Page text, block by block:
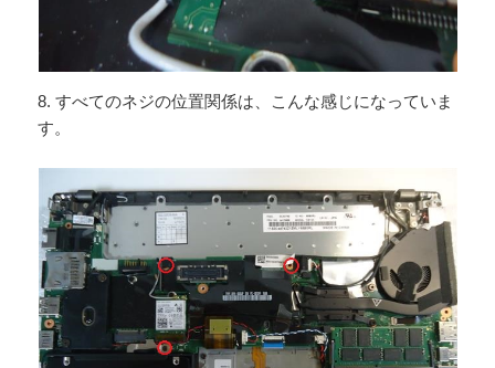
8. すべてのネジの位置関係は、こんな感じになっていま
す。